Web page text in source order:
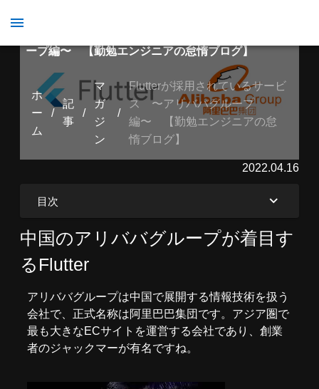
ープ編〜 【勤勉エンジニアの怠惰ブログ】
ホ
ー
ム
/
記
事
/
マ
ガ
ジ
ン
/
Flutterが採用されているサービ
ス 〜アリババグループ
編〜 【勤勉エンジニアの怠
惰ブログ】
2022.04.16
目次
中国のアリババグループが着目す
るFlutter
アリババグループは中国で展開する情報技術を扱う
会社で、正式名称は阿里巴巴集団です。アジア圏で
最も大きなECサイトを運営する会社であり、創業
者のジャックマーが有名ですね。